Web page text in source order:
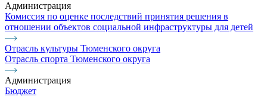
Администрация
Комиссия по оценке последствий принятия решения в
отношении объектов социальной инфраструктуры для детей
Отрасль культуры Тюменского округа
Отрасль спорта Тюменского округа
Администрация
Бюджет